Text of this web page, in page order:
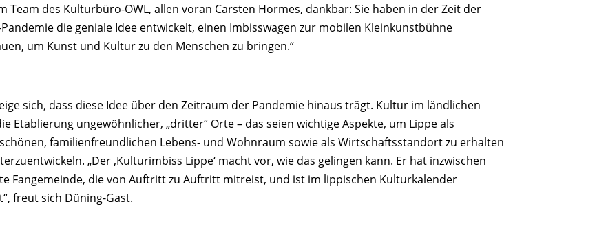
Team des Kulturbüro-OWL, allen voran Carsten Hormes, dankbar: Sie haben in der Zeit der
die geniale Idee entwickelt, einen Imbisswagen zur mobilen Kleinkunstbühne
um Kunst und Kultur zu den Menschen zu bringen.“
sich, dass diese Idee über den Zeitraum der Pandemie hinaus trägt. Kultur im ländlichen
Etablierung ungewöhnlicher, „dritter“ Orte – das seien wichtige Aspekte, um Lippe als
familienfreundlichen Lebens- und Wohnraum sowie als Wirtschaftsstandort zu erhalten
„Der ‚Kulturimbiss Lippe‘ macht vor, wie das gelingen kann. Er hat inzwischen
Fangemeinde, die von Auftritt zu Auftritt mitreist, und ist im lippischen Kulturkalender
freut sich Düning-Gast.